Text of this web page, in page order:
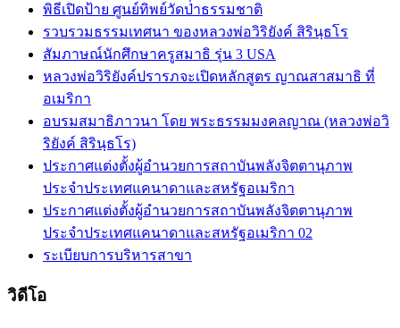
พิธีเปิดป้าย ศูนย์ทิพย์วัดป่่าธรรมชาติ
รวบรวมธรรมเทศนา ของหลวงพ่อวิริยังค์ สิรินฺธโร
สัมภาษณ์นักศึกษาครูสมาธิ รุ่น 3 USA
หลวงพ่อวิริยังค์ปรารภจะเปิดหลักสูตร ญาณสาสมาธิ ที่
อเมริกา
อบรมสมาธิภาวนา โดย พระธรรมมงคลญาณ (หลวงพ่อวิ
ริยังค์ สิรินฺธโร)
ประกาศแต่งตั้งผู้อำนวยการสถาบันพลังจิตตานุภาพ
ประจำประเทศแคนาดาและสหรัฐอเมริกา
ประกาศแต่งตั้งผู้อำนวยการสถาบันพลังจิตตานุภาพ
ประจำประเทศแคนาดาและสหรัฐอเมริกา 02
ระเบียบการบริหารสาขา
วิดีโอ